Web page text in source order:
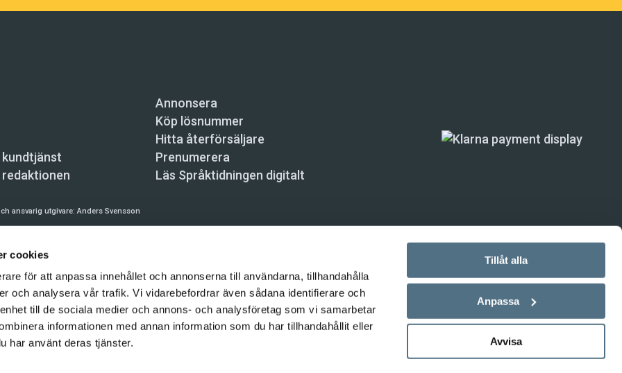
cookies
för att anpassa innehållet och annonserna till användarna, tillhandahålla
och analysera vår trafik. Vi vidarebefordrar även sådana identifierare och
till de sociala medier och annons- och analysföretag som vi samarbetar
informationen med annan information som du har tillhandahållit eller
har använt deras tjänster.
Tillåt alla
Anpassa
Avvisa
Annonsera
Köp lösnummer
Hitta återförsäljare
Prenumerera
Läs Språktidningen digitalt
ansvarig utgivare:Anders Svensson
08-121 062 34 (vardagar 8–17),
automatiska tjänster och maskinläsbara metoder (robotar, spiders, indexering och liknande) är inte
på denna webbplats är upphovsrättsligt skyddat.